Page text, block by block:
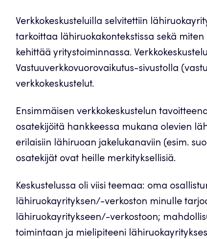
Verkkokeskusteluilla selvitettiin
tarkoittaa lähiruokakontekstissa sekä
kehittää yritystoiminnassa.
Vastuuverkkovuorovaikutus-sivustolla
verkkokeskustelut.
Ensimmäisen verkkokeskustelun
osatekijöitä hankkeessa mukana olevien
erilaisiin lähiruoan jakelukanaviin (esim.
osatekijät ovat heille merkityksellisiä.
Keskustelussa oli viisi teemaa: oma
lähiruokayrityksen/-verkoston minulle
lähiruokayritykseen/-verkostoon;
toimintaan ja mielipiteeni